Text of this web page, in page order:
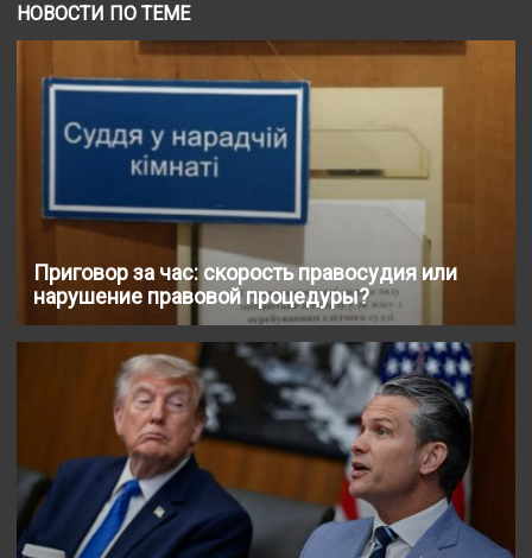
НОВОСТИ ПО ТЕМЕ
Приговор за час: скорость правосудия или
нарушение правовой процедуры?